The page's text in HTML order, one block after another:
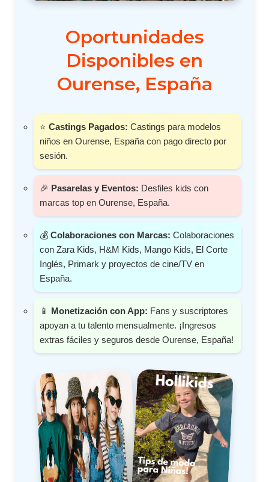
Oportunidades
Disponibles en
Ourense, España
⭐Castings Pagados: Castings para modelos
niños en Ourense, España con pago directo por
sesión.
🎉 Pasarelas y Eventos: Desfiles kids con
marcas top en Ourense, España.
💰Colaboraciones con Marcas: Colaboraciones
con Zara Kids, H&M Kids, Mango Kids, El Corte
Inglés, Primark y proyectos de cine/TV en
España.
📱 Monetización con App: Fans y suscriptores
apoyan a tu talento mensualmente. ¡Ingresos
extras fáciles y seguros desde Ourense, España!